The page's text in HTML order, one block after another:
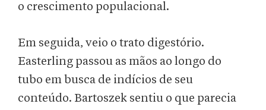
o crescimento populacional.
Em seguida, veio o trato digestório.
Easterling passou as mãos ao longo do
tubo em busca de indícios de seu
conteúdo. Bartoszek sentiu o que parecia